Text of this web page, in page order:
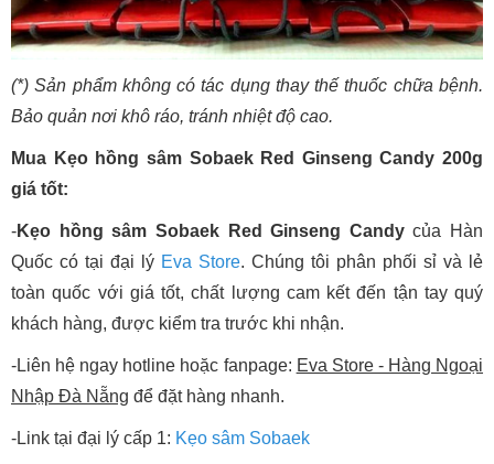
(*) Sản phẩm không có tác dụng thay thế thuốc chữa bệnh.
Bảo quản nơi khô ráo, tránh nhiệt độ cao.
Mua Kẹo hồng sâm Sobaek Red Ginseng Candy 200g
giá tốt:
-Kẹo hồng sâm Sobaek Red Ginseng Candycủa Hàn
Quốc có tại đại lý Eva Store. Chúng tôi phân phối sỉ và lẻ
toàn quốc với giá tốt, chất lượng cam kết đến tận tay quý
khách hàng, được kiểm tra trước khi nhận.
-Liên hệ ngay hotline hoặc fanpage: Eva Store - Hàng Ngoại
Nhập Đà Nẵng để đặt hàng nhanh.
-Link tại đại lý cấp 1: Kẹo sâm Sobaek